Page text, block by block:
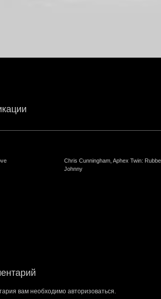
Chris Cunningham, Aphex Twin:
Johnny
вам необходимо авторизоваться.